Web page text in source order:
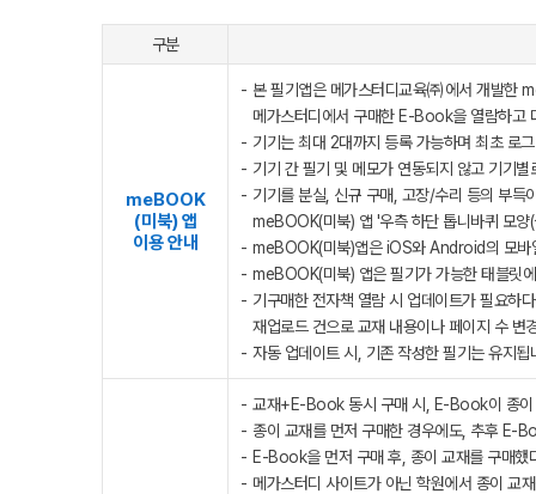
구분
meBOOK
(미북) 앱
이용 안내
본 필기앱은 메가스터디교육㈜에서 개발한
메가스터디에서 구매한 E-Book을 열람하고
기기는 최대 2대까지 등록 가능하며 최초 로
기기 간 필기 및 메모가 연동되지 않고 기기
기기를 분실, 신규 구매, 고장/수리 등의 부득
meBOOK(미북) 앱 '우측 하단 톱니바퀴 모
meBOOK(미북)앱은 iOS와 Android의 모바
meBOOK(미북) 앱은 필기가 가능한 태블릿
기구매한 전자책 열람 시 업데이트가 필요하
재업로드 건으로 교재 내용이나 페이지 수 변
자동 업데이트 시, 기존 작성한 필기는 유지
교재+E-Book 동시 구매 시, E-Book이 종
종이 교재를 먼저 구매한 경우에도, 추후 E-
E-Book을 먼저 구매 후, 종이 교재를 구매했
메가스터디 사이트가 아닌 학원에서 종이 교